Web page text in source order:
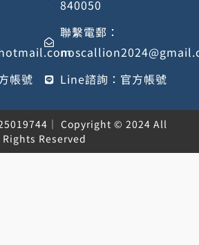
帳號
840050
聯繫電郵：
Line諮詢：官方帳號
｜ Copyright © 2024 All
Rights Reserved